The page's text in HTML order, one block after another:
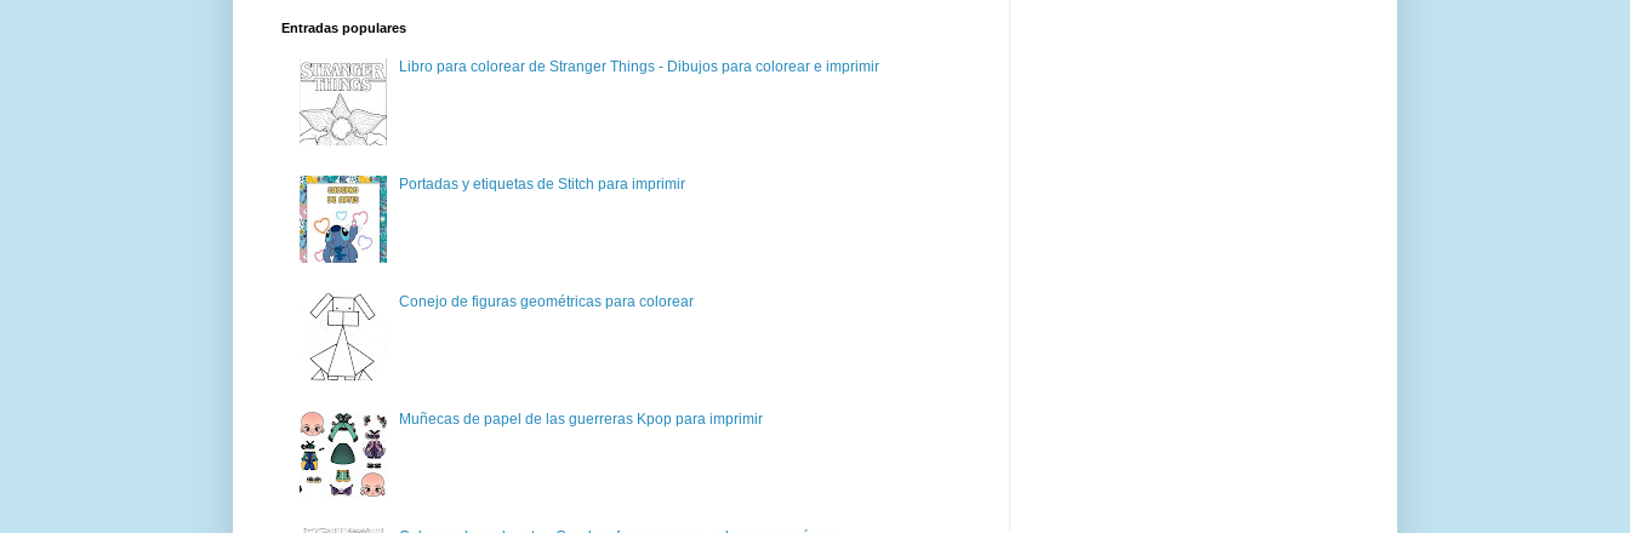
Entradas populares
Libro para colorear de Stranger Things - Dibujos para colorear e imprimir
Portadas y etiquetas de Stitch para imprimir
Conejo de figuras geométricas para colorear
Muñecas de papel de las guerreras Kpop para imprimir